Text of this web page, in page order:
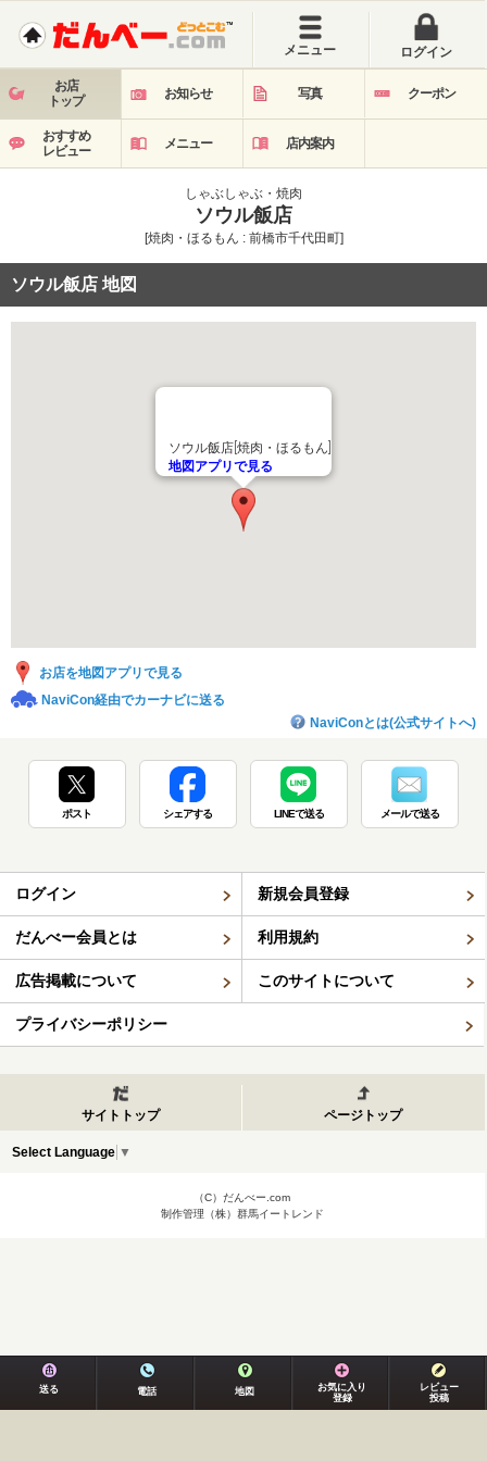
メニュー ログイン
お店
トップ
お知らせ 写真 クーポン
おすすめ
レビュー
メニュー 店内案内
しゃぶしゃぶ・焼肉
ソウル飯店
[焼肉・ほるもん : 前橋市千代田町]
ソウル飯店 地図
ソウル飯店[焼肉・ほるもん]
地図アプリで見る
お店を地図アプリで見る
NaviCon経由でカーナビに送る
NaviConとは(公式サイトへ)
ポスト シェアする LINEで送る メールで送る
ログイン 新規会員登録
だんべー会員とは 利用規約
広告掲載について このサイトについて
プライバシーポリシー
サイトトップ ページトップ
Select Language ▼
（C）だんべー.com
制作管理（株）群馬イートレンド
送る 電話 地図
お気に入り
登録
レビュー
投稿